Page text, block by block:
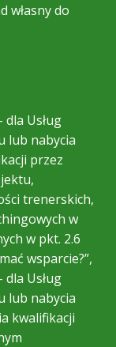
własny do
Usług
lub nabycia
przez
trenerskich,
w
w pkt. 2.6
wsparcie?”,
Usług
lub nabycia
kwalifikacji